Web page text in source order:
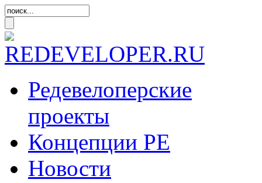
Редевелоперские
проекты
Концепции РЕ
Новости